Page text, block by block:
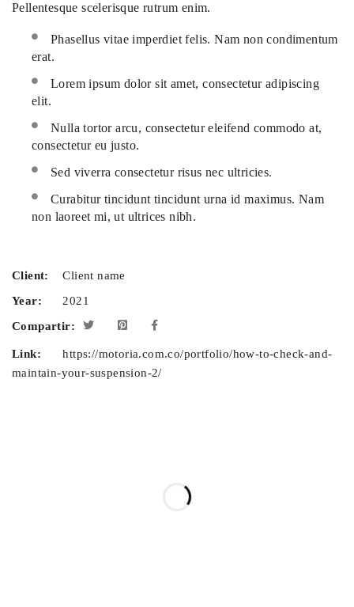
Pellentesque scelerisque rutrum enim.
Phasellus vitae imperdiet felis. Nam non condimentum
erat.
Lorem ipsum dolor sit amet, consectetur adipiscing
elit.
Nulla tortor arcu, consectetur eleifend commodo at,
consectetur eu justo.
Sed viverra consectetur risus nec ultricies.
Curabitur tincidunt tincidunt urna id maximus. Nam
non laoreet mi, ut ultrices nibh.
Client:
Client name
Year:
2021
Compartir:
Link:
https://motoria.com.co/portfolio/how-to-check-and-
maintain-your-suspension-2/